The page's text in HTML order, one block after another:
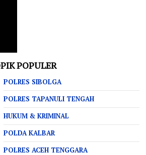
POPULER
POLRES SIBOLGA
POLRES TAPANULI TENGAH
HUKUM & KRIMINAL
POLDA KALBAR
POLRES ACEH TENGGARA